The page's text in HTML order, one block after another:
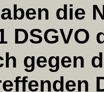
die
DSGVO
gegen